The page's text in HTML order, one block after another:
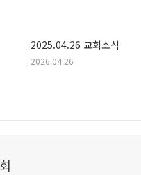
2025.04.26 교회소식
2026.04.26